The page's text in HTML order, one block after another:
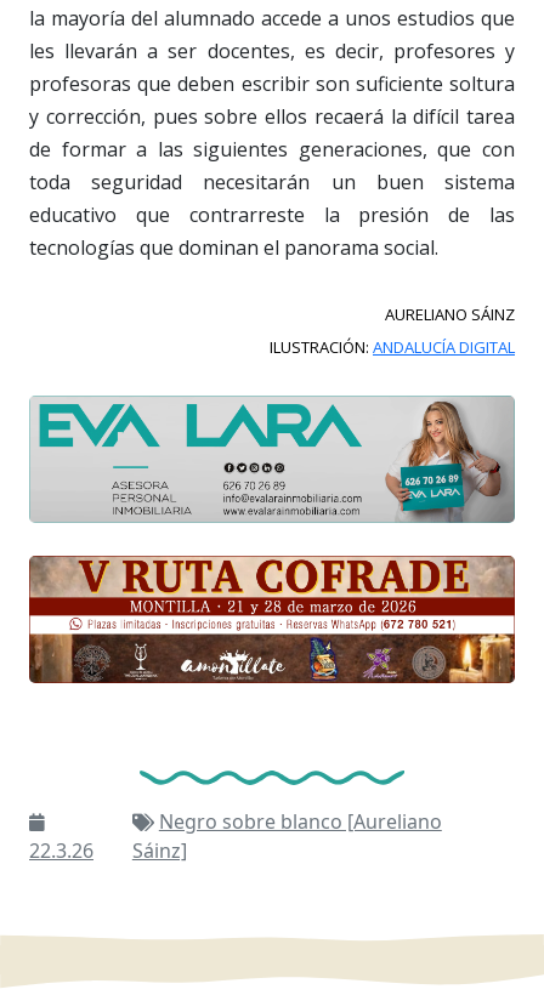
la mayoría del alumnado accede a unos estudios que
les llevarán a ser docentes, es decir, profesores y
profesoras que deben escribir son suficiente soltura
y corrección, pues sobre ellos recaerá la difícil tarea
de formar a las siguientes generaciones, que con
toda seguridad necesitarán un buen sistema
educativo que contrarreste la presión de las
tecnologías que dominan el panorama social.
AURELIANO SÁINZ
ILUSTRACIÓN: ANDALUCÍA DIGITAL
22.3.26
Negro sobre blanco [Aureliano
Sáinz]